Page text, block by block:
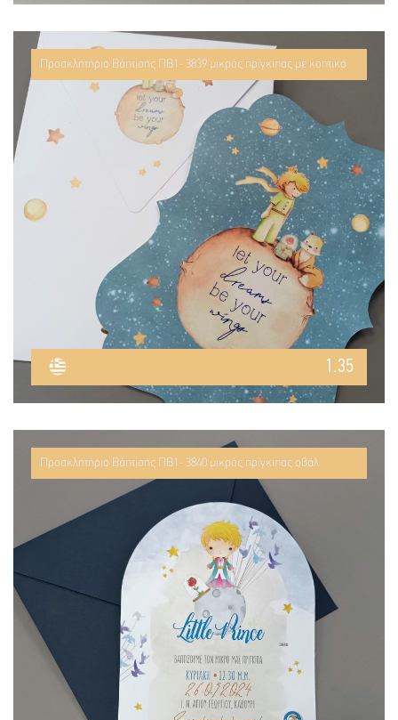
Προσκλητήριο Βάπτισης ΠΒ1- 3839 μικρός πρίγκιπας με κοπτικό
1.35
Προσκλητήριο Βάπτισης ΠΒ1- 3840 μικρός πρίγκιπας οβάλ